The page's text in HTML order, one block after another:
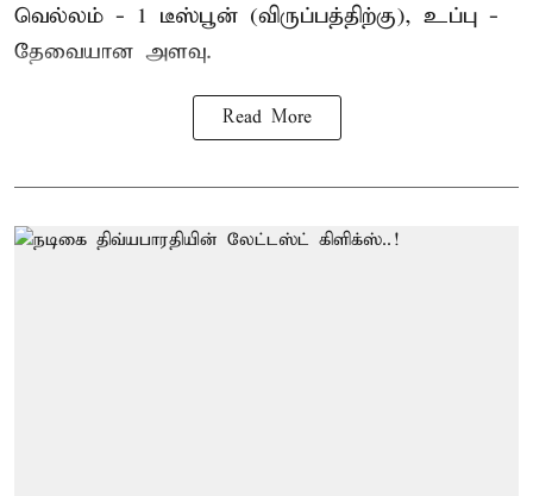
வெல்லம் - 1 டீஸ்பூன் (விருப்பத்திற்கு), உப்பு -
தேவையான அளவு.
Read More